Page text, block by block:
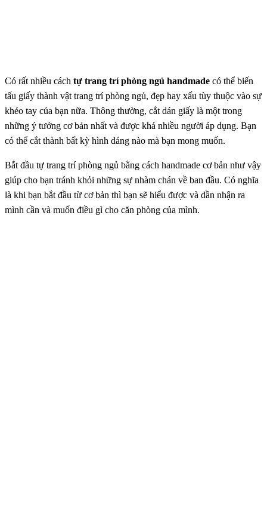
Có rất nhiều cách tự trang trí phòng ngủ handmade có thể biến
tấu giấy thành vật trang trí phòng ngủ, đẹp hay xấu tùy thuộc vào sự
khéo tay của bạn nữa. Thông thường, cắt dán giấy là một trong
những ý tưởng cơ bản nhất và được khá nhiều người áp dụng. Bạn
có thể cắt thành bất kỳ hình dáng nào mà bạn mong muốn.
Bắt đầu tự trang trí phòng ngủ bằng cách handmade cơ bản như vậy
giúp cho bạn tránh khỏi những sự nhàm chán về ban đầu. Có nghĩa
là khi bạn bắt đầu từ cơ bản thì bạn sẽ hiểu được và dần nhận ra
mình cần và muốn điều gì cho căn phòng của mình.